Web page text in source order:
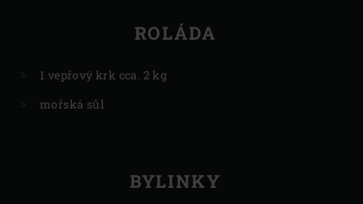
ROLÁDA
1 vepřový krk cca. 2 kg
mořská sůl
BYLINKY